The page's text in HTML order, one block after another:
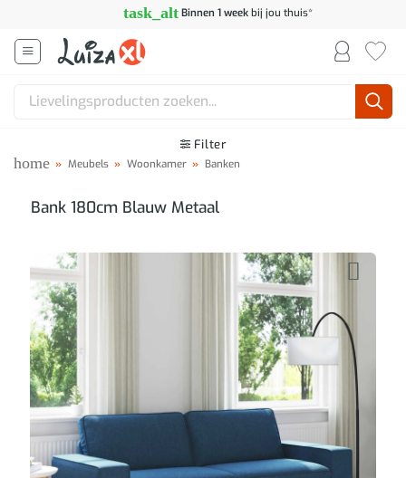
inhoud
task_alt Binnen 1 weekbij jou thuis*
Zoeken
Filter
home » Meubels » Woonkamer » Banken
Bank 180cm Blauw Metaal